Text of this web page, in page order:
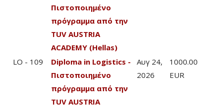
Πιστοποιημένο
πρόγραμμα από την
TUV AUSTRIA
ACADEMY (Hellas)
LO - 109
Diploma in Logistics -
Πιστοποιημένο
πρόγραμμα από την
TUV AUSTRIA
Αυγ 24,
2026
1000.00
EUR